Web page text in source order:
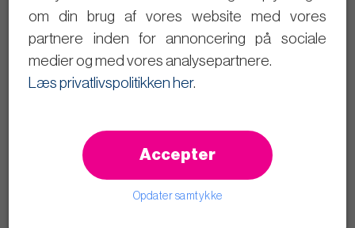
Dagsordener og referater
Se byrådsmøderne på video
Læs blogindlæg
Åbenhed og transparens
om din brug af vores website med vores
partnere inden for annoncering på sociale
medier og med vores analysepartnere.
Læs privatlivspolitikken her.
Accepter
Opdater samtykke